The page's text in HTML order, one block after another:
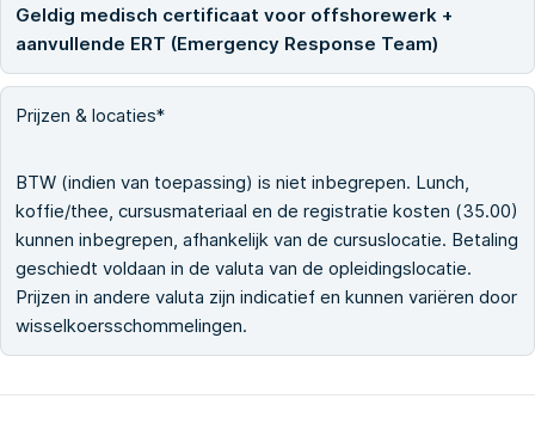
Geldig medisch certificaat voor offshorewerk +
aanvullende ERT (Emergency Response Team)
Prijzen & locaties*
BTW (indien van toepassing) is niet inbegrepen. Lunch,
koffie/thee, cursusmateriaal en de registratie kosten (35.00)
kunnen inbegrepen, afhankelijk van de cursuslocatie. Betaling
geschiedt voldaan in de valuta van de opleidingslocatie.
Prijzen in andere valuta zijn indicatief en kunnen variëren door
wisselkoersschommelingen.